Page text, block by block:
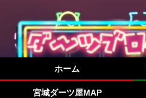
ホーム
宮城ダーツ屋MAP